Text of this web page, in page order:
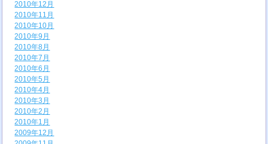
2010年12月
2010年11月
2010年10月
2010年9月
2010年8月
2010年7月
2010年6月
2010年5月
2010年4月
2010年3月
2010年2月
2010年1月
2009年12月